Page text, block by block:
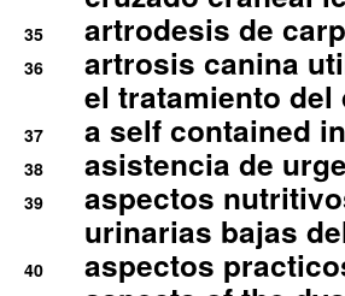
35 artrodesis de
36
artrosis canina
el tratamiento
37 a self contained
38 asistencia de
39
aspectos
urinarias bajas
40 aspectos